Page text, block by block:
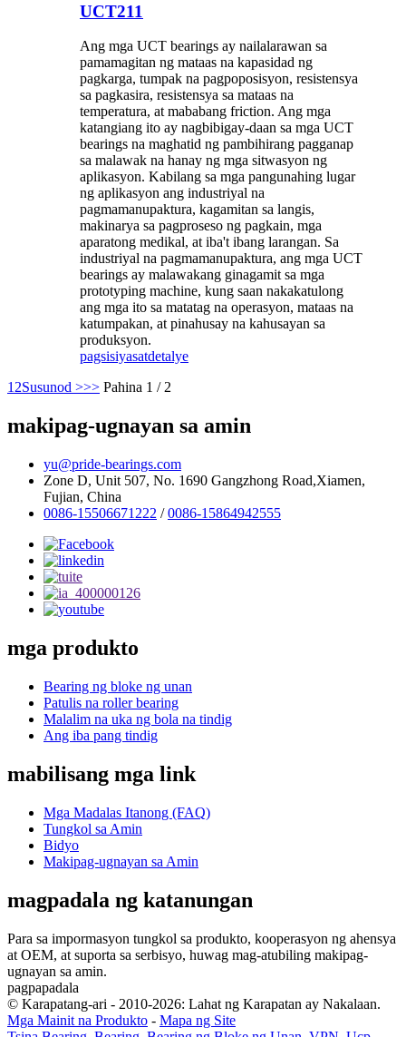
UCT211
Ang mga UCT bearings ay nailalarawan sa
pamamagitan ng mataas na kapasidad ng
pagkarga, tumpak na pagpoposisyon, resistensya
sa pagkasira, resistensya sa mataas na
temperatura, at mababang friction. Ang mga
katangiang ito ay nagbibigay-daan sa mga UCT
bearings na maghatid ng pambihirang pagganap
sa malawak na hanay ng mga sitwasyon ng
aplikasyon. Kabilang sa mga pangunahing lugar
ng aplikasyon ang industriyal na
pagmamanupaktura, kagamitan sa langis,
makinarya sa pagproseso ng pagkain, mga
aparatong medikal, at iba't ibang larangan. Sa
industriyal na pagmamanupaktura, ang mga UCT
bearings ay malawakang ginagamit sa mga
prototyping machine, kung saan nakakatulong
ang mga ito sa matatag na operasyon, mataas na
katumpakan, at pinahusay na kahusayan sa
produksyon.
pagsisiyasatdetalye
1 2Susunod >>> Pahina 1 / 2
makipag-ugnayan sa amin
yu@pride-bearings.com
Zone D, Unit 507, No. 1690 Gangzhong Road,Xiamen,
Fujian, China
0086-15506671222 /0086-15864942555
mga produkto
Bearing ng bloke ng unan
Patulis na roller bearing
Malalim na uka ng bola na tindig
Ang iba pang tindig
mabilisang mga link
Mga Madalas Itanong (FAQ)
Tungkol sa Amin
Bidyo
Makipag-ugnayan sa Amin
magpadala ng katanungan
Para sa impormasyon tungkol sa produkto, kooperasyon ng ahensya
at OEM, at suporta sa serbisyo, huwag mag-atubiling makipag-
ugnayan sa amin.
pagpapadala
© Karapatang-ari - 2010-2026: Lahat ng Karapatan ay Nakalaan.
Mga Mainit na Produkto - Mapa ng Site